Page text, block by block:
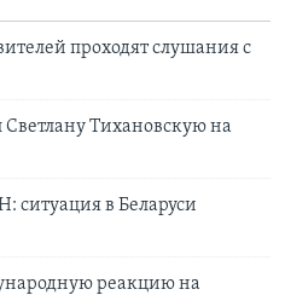
проходят слушания с
Тихановскую на
cитуация в Беларуси
реакцию на